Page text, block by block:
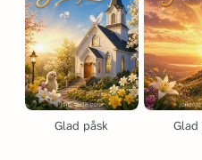
Glad påsk Glad